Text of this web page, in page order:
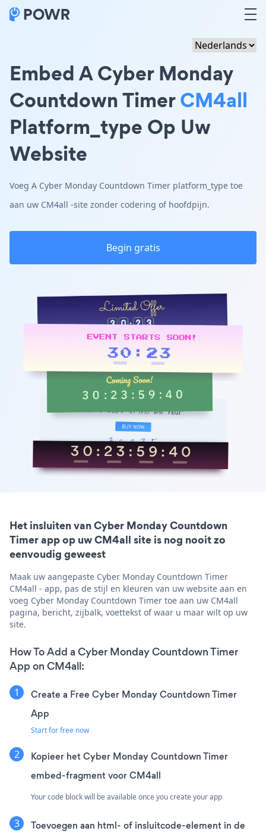
Embed A Cyber Monday
Countdown TimerCM4all
Platform_type Op Uw
Website
Voeg A Cyber Monday Countdown Timer platform_type toe
aan uw CM4all -site zonder codering of hoofdpijn.
Begin gratis
Het insluiten van Cyber Monday Countdown
Timer app op uw CM4all site is nog nooit zo
eenvoudig geweest
Maak uw aangepaste Cyber Monday Countdown Timer
CM4all - app, pas de stijl en kleuren van uw website aan en
voeg Cyber Monday Countdown Timer toe aan uw CM4all
pagina, bericht, zijbalk, voettekst of waar u maar wilt op uw
site.
How To Add a Cyber Monday Countdown Timer
App on CM4all:
Create a Free Cyber Monday Countdown Timer
App
Start for free now
Kopieer het Cyber Monday Countdown Timer
embed-fragment voor CM4all
Your code block will be available once you create your app
Toevoegen aan html- of insluitcode-element in de